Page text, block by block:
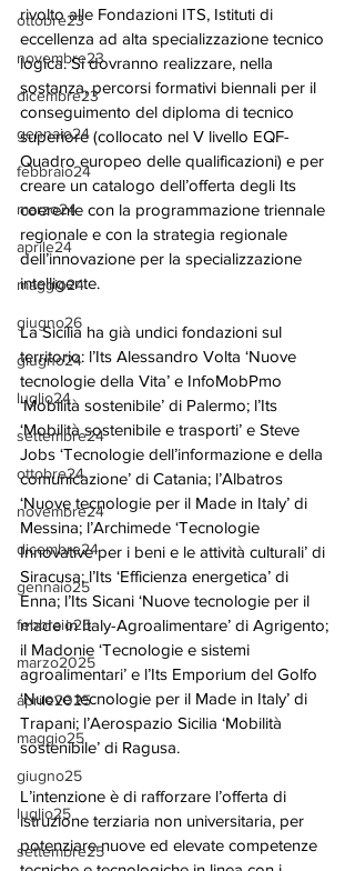
ottobre23
novembre23
dicembre23
gennaio24
febbraio24
marzo24
aprile24
maggio24
giugno26
giugno24
luglio24
settembre24
ottobre24
novembre24
dicembre24
gennaio25
febbraio25
marzo2025
aprile2025
maggio25
giugno25
luglio25
settembre25
rivolto alle Fondazioni ITS, Istituti di
eccellenza ad alta specializzazione tecnico
logica. Si dovranno realizzare, nella
sostanza, percorsi formativi biennali per il
conseguimento del diploma di tecnico
superiore (collocato nel V livello EQF-
Quadro europeo delle qualificazioni) e per
creare un catalogo dell’offerta degli Its
coerente con la programmazione triennale
regionale e con la strategia regionale
dell’innovazione per la specializzazione
intelligente.
La Sicilia ha già undici fondazioni sul
territorio: l’Its Alessandro Volta ‘Nuove
tecnologie della Vita’ e InfoMobPmo
‘Mobilità sostenibile’ di Palermo; l’Its
‘Mobilità sostenibile e trasporti’ e Steve
Jobs ‘Tecnologie dell’informazione e della
comunicazione’ di Catania; l’Albatros
‘Nuove tecnologie per il Made in Italy’ di
Messina; l’Archimede ‘Tecnologie
Innovative per i beni e le attività culturali’ di
Siracusa; l’Its ‘Efficienza energetica’ di
Enna; l’Its Sicani ‘Nuove tecnologie per il
made in Italy-Agroalimentare’ di Agrigento;
il Madonie ‘Tecnologie e sistemi
agroalimentari’ e l’Its Emporium del Golfo
‘Nuove tecnologie per il Made in Italy’ di
Trapani; l’Aerospazio Sicilia ‘Mobilità
sostenibile’ di Ragusa.
L’intenzione è di rafforzare l’offerta di
istruzione terziaria non universitaria, per
potenziare nuove ed elevate competenze